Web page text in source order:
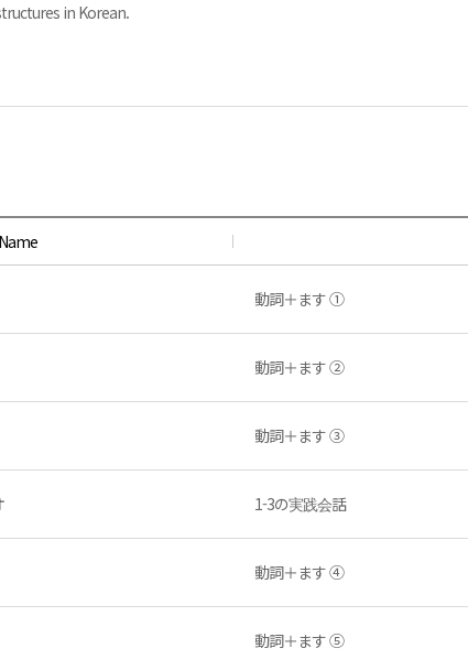
in Korean.
動詞＋ます ①
動詞＋ます ②
動詞＋ます ③
1-3の実践会話
動詞＋ます ④
動詞＋ます ⑤